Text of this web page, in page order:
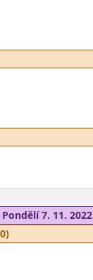
Pondělí 7. 11. 2022